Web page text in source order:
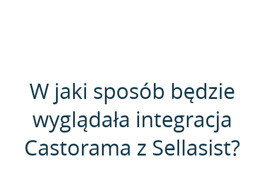
W jaki sposób będzie
wyglądała integracja
Castorama z Sellasist?